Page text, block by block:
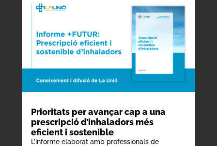
Prioritats per avançar cap a una
prescripció d’inhaladors més
eficient i sostenible
L’informe elaborat amb professionals de